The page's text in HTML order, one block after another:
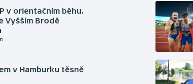
v orientačním běhu.
Vyšším Brodě
v Hamburku těsně